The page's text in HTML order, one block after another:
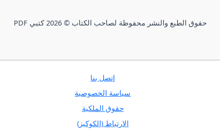
حقوق الطبع والنشر محفوظة لصاحب الكتاب © 2026 كتبي PDF
إتصل بنا
سياسة الخصوصية
حقوق الملكية
الارتباط (الكوكيز)